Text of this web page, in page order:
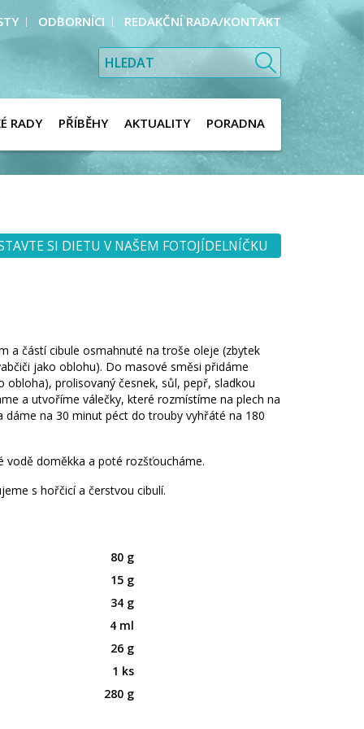
ODBORNÍCI REDAKČNÍ RADA/KONTAKT
RADY PŘÍBĚHY AKTUALITY PORADNA
SI DIETU V NAŠEM FOTOJÍDELNÍČKU
a částí cibule osmahnuté na troše oleje (zbytek
jako oblohu). Do masové směsi přidáme
prolisovaný česnek, sůl, pepř, sladkou
a utvoříme válečky, které rozmístíme na plech na
dáme na 30 minut péct do trouby vyhřáté na 180
vodě doměkka a poté rozšťoucháme.
s hořčicí a čerstvou cibulí.
80 g
15 g
34 g
4 ml
26 g
1 ks
280 g